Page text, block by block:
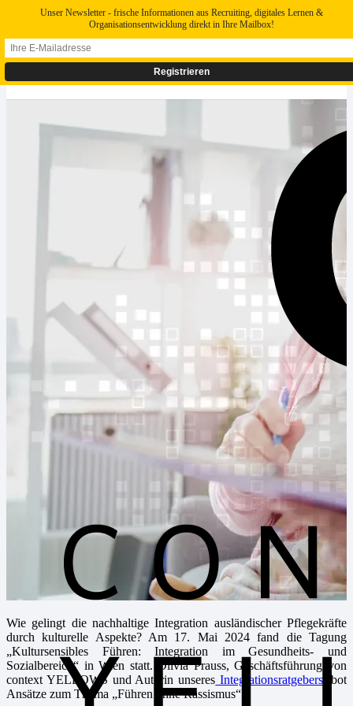
Wie gelingt die nachhaltige Integration ausländischer Pflegekräfte
durch kulturelle Aspekte? Am 17. Mai 2024 fand die Tagung
„Kultursensibles Führen: Integration im Gesundheits- und
Sozialbereich“ in Wien statt. Olivia Prauss, Geschäftsführung von
context YELLOWS und Autorin unseres Integrationsratgebers , bot
Ansätze zum Thema „Führen ohne Rassismus“.
Unser Newsletter - frische Informationen aus Recruiting, digitales Lernen &
Organisationsentwicklung direkt in Ihre Mailbox!